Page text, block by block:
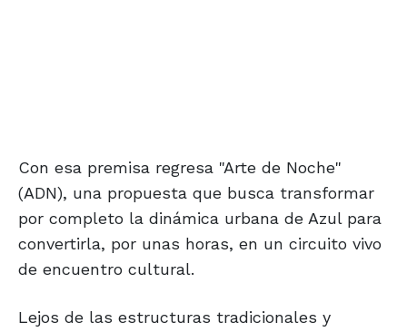
Con esa premisa regresa "Arte de Noche"
(ADN), una propuesta que busca transformar
por completo la dinámica urbana de Azul para
convertirla, por unas horas, en un circuito vivo
de encuentro cultural.
Lejos de las estructuras tradicionales y